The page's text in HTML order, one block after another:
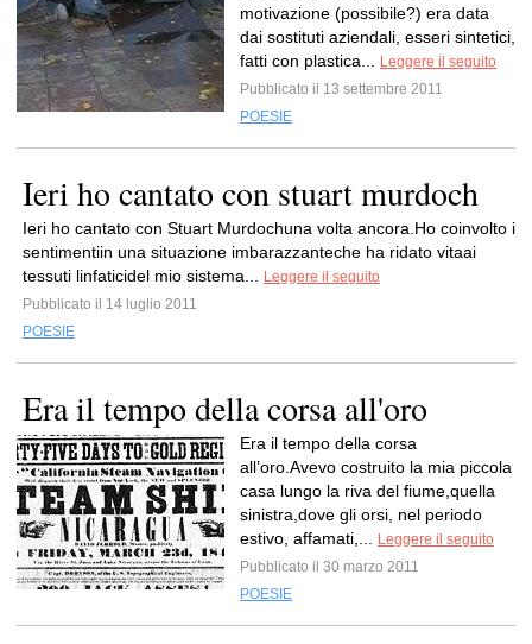
motivazione (possibile?) era data
dai sostituti aziendali, esseri sintetici,
fatti con plastica...
Leggere il seguito
Pubblicato il 13 settembre 2011
POESIE
Ieri ho cantato con stuart murdoch
Ieri ho cantato con Stuart Murdochuna volta ancora.Ho coinvolto i
sentimentiin una situazione imbarazzanteche ha ridato vitaai
tessuti linfaticidel mio sistema...
Leggere il seguito
Pubblicato il 14 luglio 2011
POESIE
Era il tempo della corsa all'oro
Era il tempo della corsa
all’oro.Avevo costruito la mia piccola
casa lungo la riva del fiume,quella
sinistra,dove gli orsi, nel periodo
estivo, affamati,...
Leggere il seguito
Pubblicato il 30 marzo 2011
POESIE